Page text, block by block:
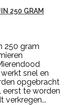
250 GRAM
250 gram
snel en
opgebracht
te worden
verkregen...